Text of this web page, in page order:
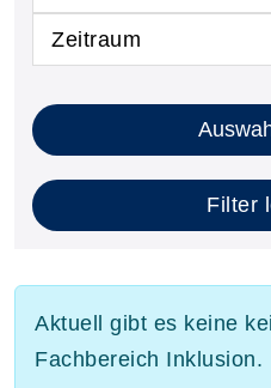
Zeitraum
Filter
Aktuell gibt es keine
Fachbereich Inklusion.